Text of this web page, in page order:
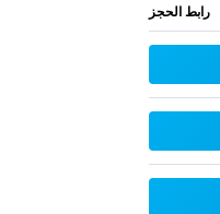
رابط الحجز